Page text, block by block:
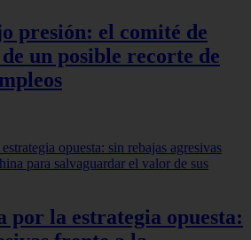
presión: el comité de
un posible recorte de
por la estrategia opuesta: